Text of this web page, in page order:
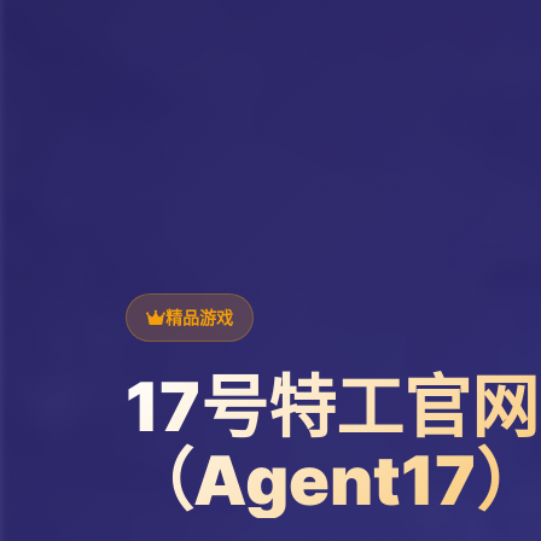
精品游戏
17号特工官网
（Agent17